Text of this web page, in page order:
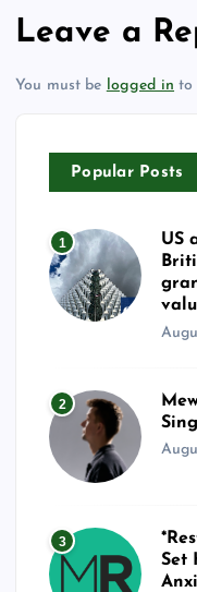
Leave a
You must be logged in to
Popular Posts
1
US
2
3
Set